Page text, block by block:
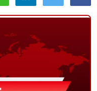
منوعات
عالمية